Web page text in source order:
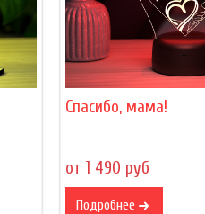
Спасибо, мама!
от 1 490 руб
Подробнее